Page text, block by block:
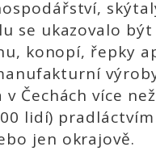
se ukazovalo
konopí, řepky
Čechách více
lidí)
jen okrajově.